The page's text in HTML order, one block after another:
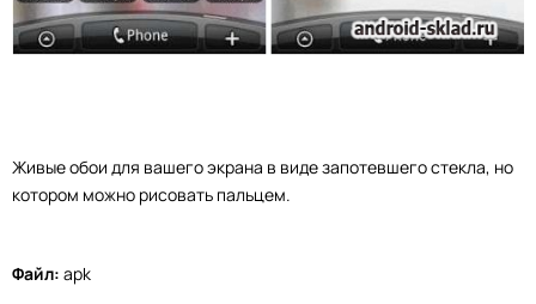
Живые обои для вашего экрана в виде запотевшего стекла, но
котором можно рисовать пальцем.
Файл: apk